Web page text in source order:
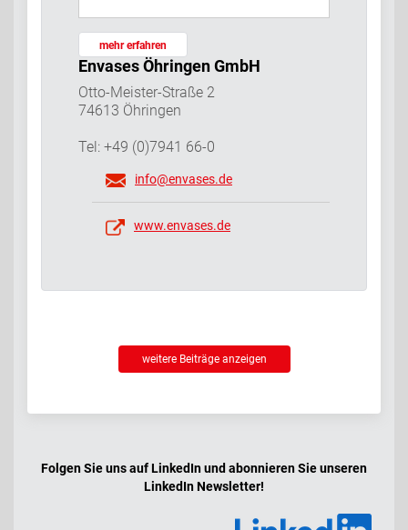
mehr erfahren
Envases Öhringen GmbH
Otto-Meister-Straße 2
74613 Öhringen
Tel: +49 (0)7941 66-0
info@envases.de
www.envases.de
weitere Beiträge anzeigen
Folgen Sie uns auf LinkedIn und abonnieren Sie unseren
LinkedIn Newsletter!